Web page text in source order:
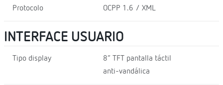
Protocolo OCPP 1.6 / XML
INTERFACE USUARIO
Tipo display
8” TFT pantalla táctil
anti-vandálica